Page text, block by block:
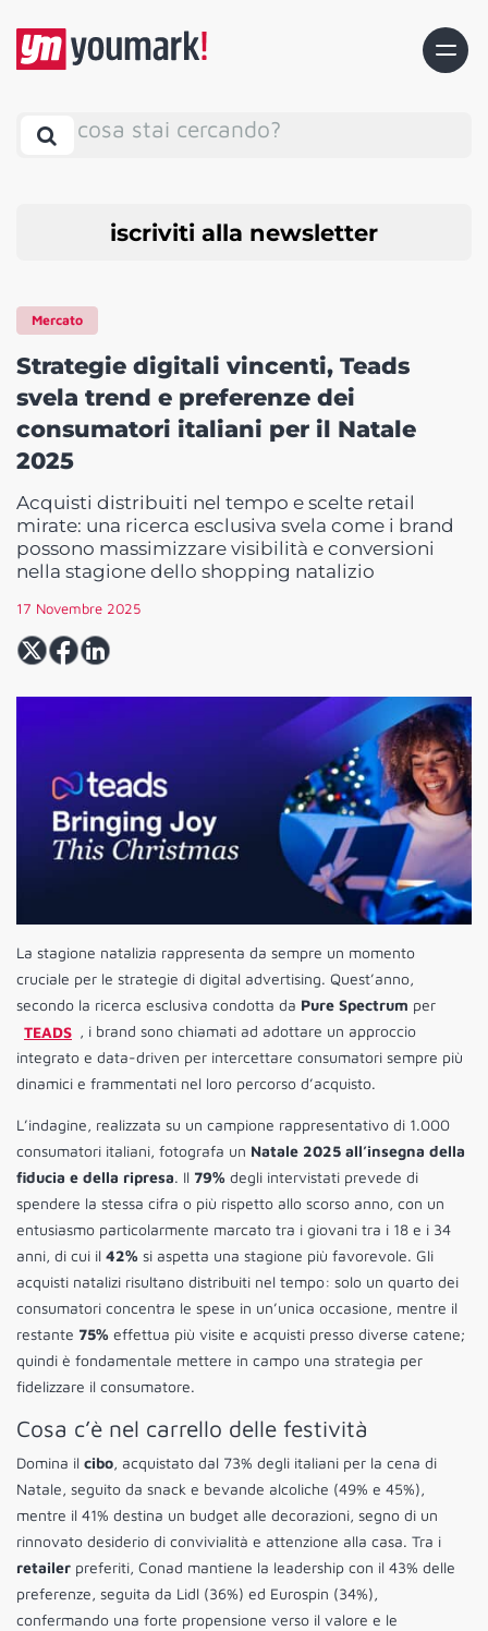
cosa stai cercando?
iscriviti alla newsletter
Mercato
Strategie digitali vincenti, Teads
svela trend e preferenze dei
consumatori italiani per il Natale
2025
Acquisti distribuiti nel tempo e scelte retail
mirate: una ricerca esclusiva svela come i brand
possono massimizzare visibilità e conversioni
nella stagione dello shopping natalizio
17 Novembre 2025
La stagione natalizia rappresenta da sempre un momento
cruciale per le strategie di digital advertising. Quest’anno,
secondo la ricerca esclusiva condotta da Pure Spectrum per
TEADS , i brand sono chiamati ad adottare un approccio
integrato e data-driven per intercettare consumatori sempre più
dinamici e frammentati nel loro percorso d’acquisto.
L’indagine, realizzata su un campione rappresentativo di 1.000
consumatori italiani, fotografa un Natale 2025 all’insegna della
fiducia e della ripresa. Il 79% degli intervistati prevede di
spendere la stessa cifra o più rispetto allo scorso anno, con un
entusiasmo particolarmente marcato tra i giovani tra i 18 e i 34
anni, di cui il 42% si aspetta una stagione più favorevole. Gli
acquisti natalizi risultano distribuiti nel tempo: solo un quarto dei
consumatori concentra le spese in un’unica occasione, mentre il
restante 75% effettua più visite e acquisti presso diverse catene;
quindi è fondamentale mettere in campo una strategia per
fidelizzare il consumatore.
Cosa c’è nel carrello delle festività
Domina il cibo, acquistato dal 73% degli italiani per la cena di
Natale, seguito da snack e bevande alcoliche (49% e 45%),
mentre il 41% destina un budget alle decorazioni, segno di un
rinnovato desiderio di convivialità e attenzione alla casa. Tra i
retailer preferiti, Conad mantiene la leadership con il 43% delle
preferenze, seguita da Lidl (36%) ed Eurospin (34%),
confermando una forte propensione verso il valore e le